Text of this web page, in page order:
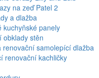
na zeď Patel 2
a dlažba
kuchyňské panely
obklady stěn
renovační samolepící dlažba
renovační kachličky